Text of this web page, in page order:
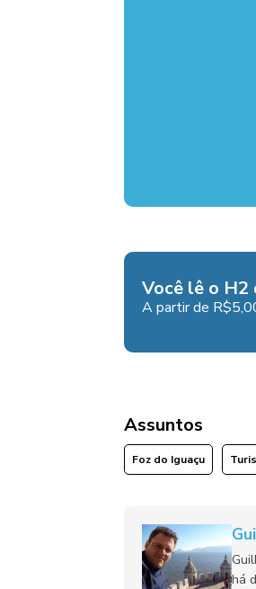
Você lê o H2
A partir de
Assuntos
Foz do Iguaçu
há